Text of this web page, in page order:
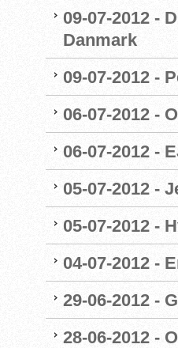
09-07-2012 -
Danmark
09-07-2012 -
06-07-2012 -
06-07-2012 -
05-07-2012 -
05-07-2012 -
04-07-2012 -
29-06-2012 -
28-06-2012 -